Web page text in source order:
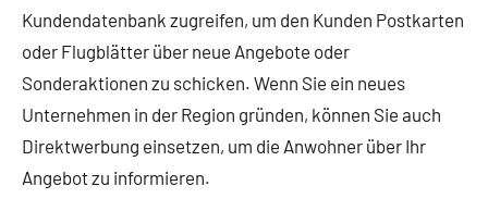
Kundendatenbank zugreifen, um den Kunden Postkarten
oder Flugblätter über neue Angebote oder
Sonderaktionen zu schicken. Wenn Sie ein neues
Unternehmen in der Region gründen, können Sie auch
Direktwerbung einsetzen, um die Anwohner über Ihr
Angebot zu informieren.